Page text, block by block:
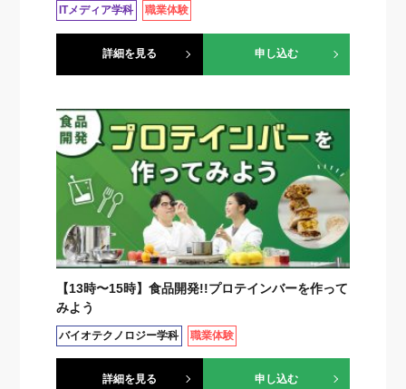
ITメディア学科 職業体験
詳細を見る 申し込む
【13時〜15時】食品開発!!プロテインバーを作って
みよう
バイオテクノロジー学科 職業体験
詳細を見る 申し込む